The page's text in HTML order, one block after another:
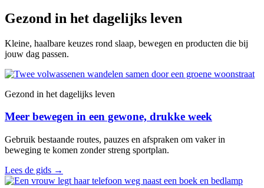
Gezond in het dagelijks leven
Kleine, haalbare keuzes rond slaap, bewegen en producten die bij
jouw dag passen.
Gezond in het dagelijks leven
Meer bewegen in een gewone, drukke week
Gebruik bestaande routes, pauzes en afspraken om vaker in
beweging te komen zonder streng sportplan.
Lees de gids →